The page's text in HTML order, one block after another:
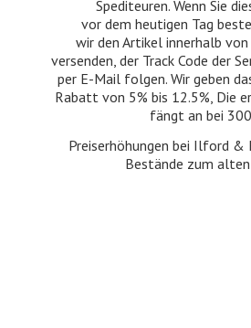
Spediteuren. Wenn Sie
vor dem heutigen Tag
wir den Artikel innerhalb von
versenden, der Track Code der
per E-Mail folgen. Wir geben
Rabatt von 5% bis 12.5%, Die
fängt an bei
Preiserhöhungen bei Ilford
Bestände zumalten